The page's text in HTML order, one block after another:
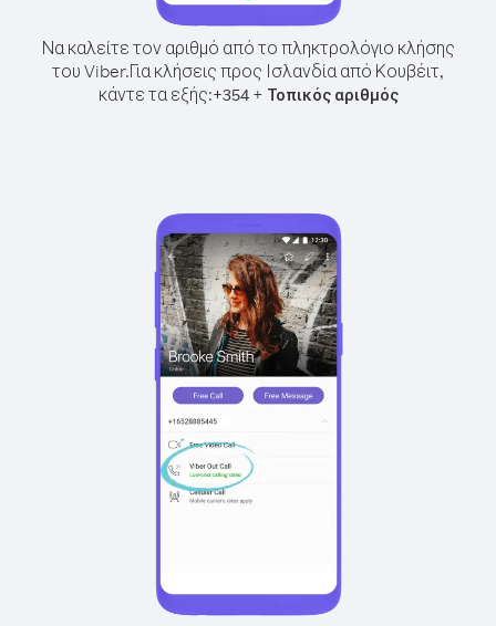
Να καλείτε τον αριθμό από το πληκτρολόγιο κλήσης
του Viber.Για κλήσεις προς Ισλανδία από Κουβέιτ,
κάντε τα εξής:+354+ Τοπικός αριθμός